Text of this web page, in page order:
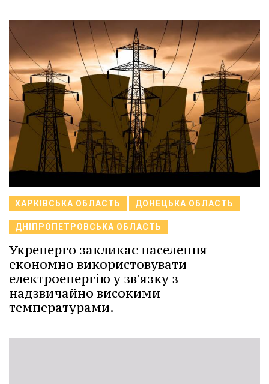
ХАРКІВСЬКА ОБЛАСТЬ ДОНЕЦЬКА ОБЛАСТЬ
ДНІПРОПЕТРОВСЬКА ОБЛАСТЬ
Укренерго закликає населення
економно використовувати
електроенергію у зв'язку з
надзвичайно високими
температурами.